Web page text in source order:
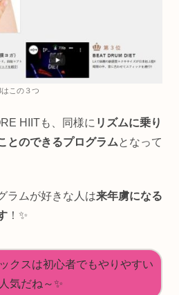
この３つ
HIITも、同様に リズムに乗り
とのできるプログラムとなって
ラムが好きな人は来年虜になる
！✨
クスは初心者でもやりやすい
気だね～✨